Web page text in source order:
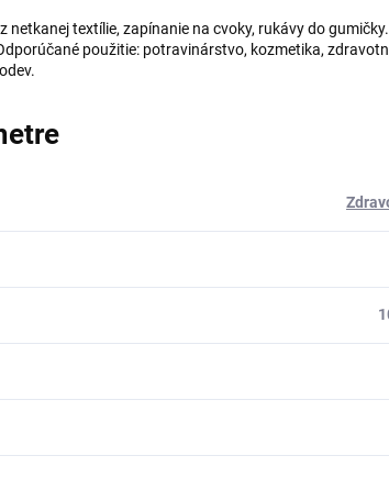
textílie, zapínanie na cvoky, rukávy do
použitie: potravinárstvo, kozmetika,